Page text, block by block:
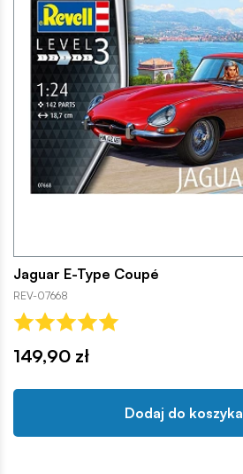
Jaguar E-Type Coupé
REV-07668
149,90 zł
Dodaj do koszyka